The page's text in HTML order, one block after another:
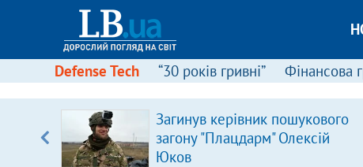
Defense Tech “30 років гривні” Фінансова
Загинув керівник пошукового
загону "Плацдарм" Олексій
Юков